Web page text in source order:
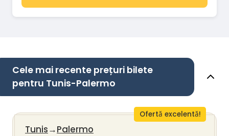
Cele mai recente prețuri bilete
pentru Tunis-Palermo
Ofertă excelentă!
Tunis→Palermo